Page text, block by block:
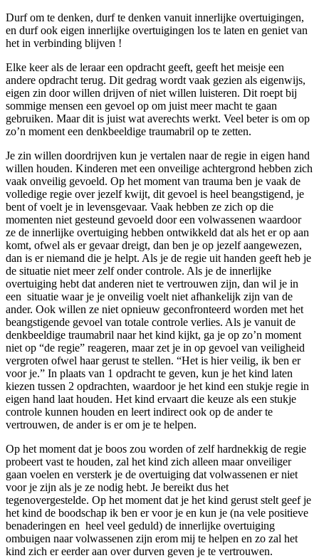
Durf om te denken, durf te denken vanuit innerlijke overtuigingen,
en durf ook eigen innerlijke overtuigingen los te laten en geniet van
het in verbinding blijven !
Elke keer als de leraar een opdracht geeft, geeft het meisje een
andere opdracht terug. Dit gedrag wordt vaak gezien als eigenwijs,
eigen zin door willen drijven of niet willen luisteren. Dit roept bij
sommige mensen een gevoel op om juist meer macht te gaan
gebruiken. Maar dit is juist wat averechts werkt. Veel beter is om op
zo’n moment een denkbeeldige traumabril op te zetten.
Je zin willen doordrijven kun je vertalen naar de regie in eigen hand
willen houden. Kinderen met een onveilige achtergrond hebben zich
vaak onveilig gevoeld. Op het moment van trauma ben je vaak de
volledige regie over jezelf kwijt, dit gevoel is heel beangstigend, je
bent of voelt je in levensgevaar. Vaak hebben ze zich op die
momenten niet gesteund gevoeld door een volwassenen waardoor
ze de innerlijke overtuiging hebben ontwikkeld dat als het er op aan
komt, ofwel als er gevaar dreigt, dan ben je op jezelf aangewezen,
dan is er niemand die je helpt. Als je de regie uit handen geeft heb je
de situatie niet meer zelf onder controle. Als je de innerlijke
overtuiging hebt dat anderen niet te vertrouwen zijn, dan wil je in
een situatie waar je je onveilig voelt niet afhankelijk zijn van de
ander. Ook willen ze niet opnieuw geconfronteerd worden met het
beangstigende gevoel van totale controle verlies. Als je vanuit de
denkbeeldige traumabril naar het kind kijkt, ga je op zo’n moment
niet op “de regie” reageren, maar zet je in op gevoel van veiligheid
vergroten ofwel haar gerust te stellen. “Het is hier veilig, ik ben er
voor je.” In plaats van 1 opdracht te geven, kun je het kind laten
kiezen tussen 2 opdrachten, waardoor je het kind een stukje regie in
eigen hand laat houden. Het kind ervaart die keuze als een stukje
controle kunnen houden en leert indirect ook op de ander te
vertrouwen, de ander is er om je te helpen.
Op het moment dat je boos zou worden of zelf hardnekkig de regie
probeert vast te houden, zal het kind zich alleen maar onveiliger
gaan voelen en versterk je de overtuiging dat volwassenen er niet
voor je zijn als je ze nodig hebt. Je bereikt dus het
tegenovergestelde. Op het moment dat je het kind gerust stelt geef je
het kind de boodschap ik ben er voor je en kun je (na vele positieve
benaderingen en heel veel geduld) de innerlijke overtuiging
ombuigen naar volwassenen zijn erom mij te helpen en zo zal het
kind zich er eerder aan over durven geven je te vertrouwen.